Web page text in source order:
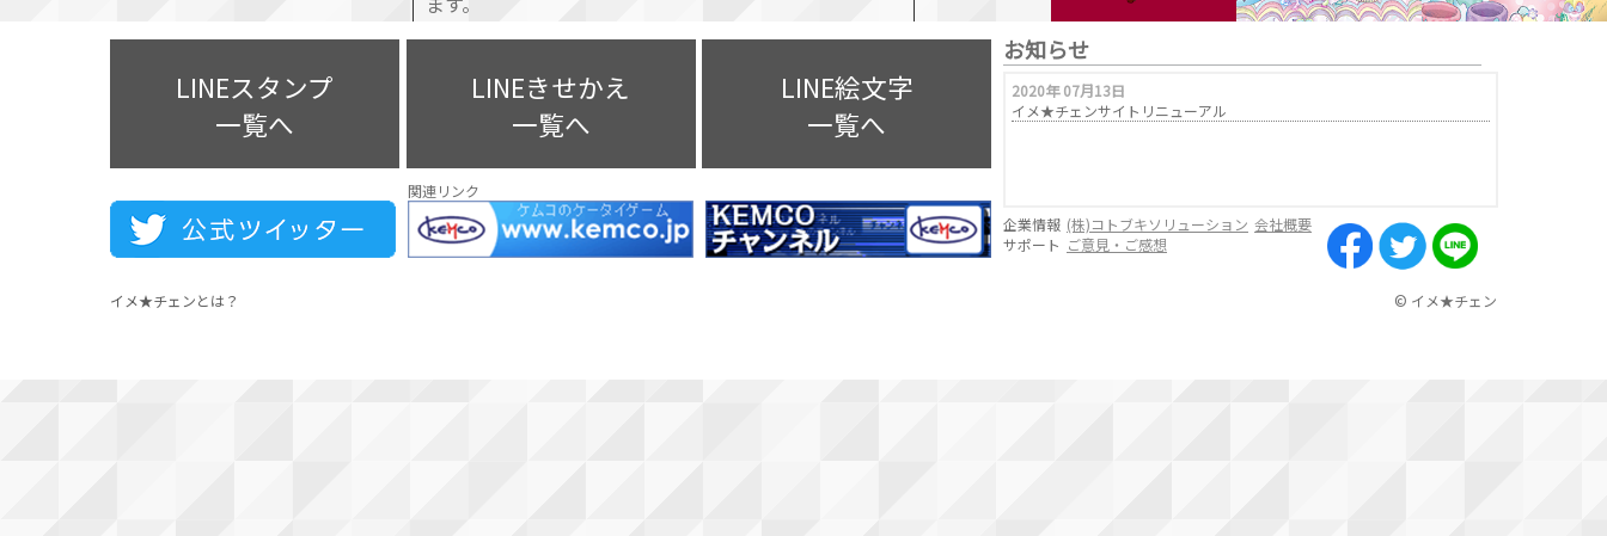
については引き続き利用可能です。
長らくご愛顧いただきありがとうございました。
LINEスタンプ
一覧へ
LINEきせかえ
一覧へ
LINE絵文字
一覧へ
関連リンク
お知らせ
2020年 07月13日
イメ★チェンサイトリニューアル
企業情報 (株)コトブキソリューション 会社概要
サポート ご意見・ご感想
イメ★チェンとは？ © イメ★チェン